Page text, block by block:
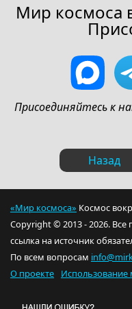
Мир космоса
Присоединяйтесь к
Назад
«Мир космоса» Космос
Copyright © 2013 - 2026.
ссылка на источник
По всем вопросам
О проекте
Использование